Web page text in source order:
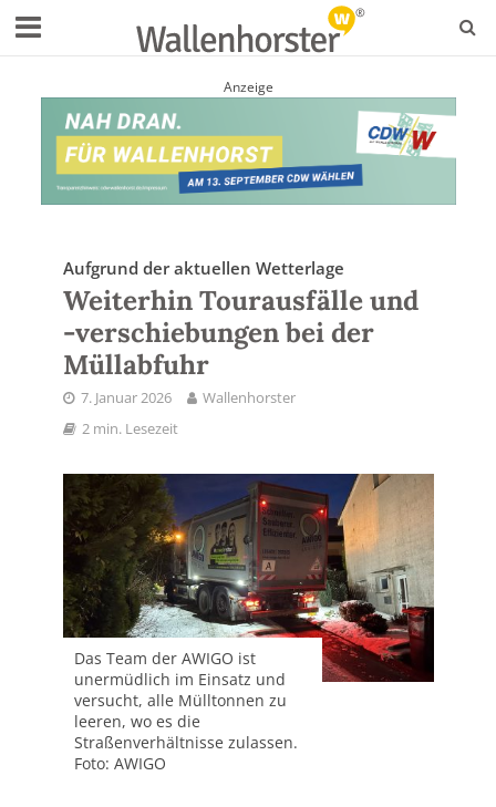
Anzeige
Aufgrund der aktuellen Wetterlage
Weiterhin Tourausfälle und
-verschiebungen bei der
Müllabfuhr
7. Januar 2026
Wallenhorster
2 min. Lesezeit
Das Team der AWIGO ist
unermüdlich im Einsatz und
versucht, alle Mülltonnen zu
leeren, wo es die
Straßenverhältnisse zulassen.
Foto: AWIGO